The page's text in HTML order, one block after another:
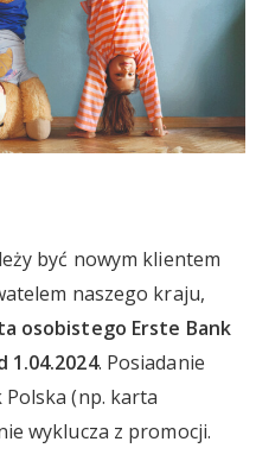
być nowym klientem
naszego kraju,
osobistego Erste Bank
1.04.2024. Posiadanie
(np. karta
wyklucza z promocji.